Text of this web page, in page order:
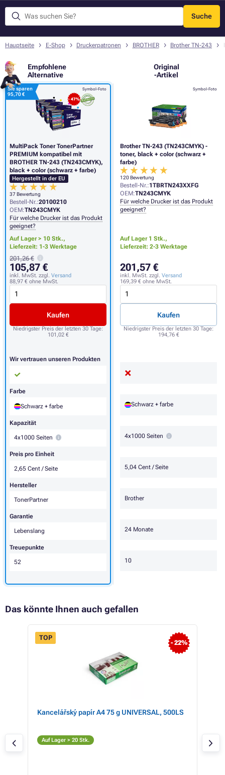
Suche
Menü
Hauptseite E-Shop Druckerpatronen BROTHER Brother TN-243
Empfohlene
Alternative
Original
-Artikel
Symbol-Foto
Brother TN-243 (TN243CMYK) -
toner, black + color (schwarz +
farbe)
120 Bewertung
Bestell-Nr.:1TBRTN243XXFG
OEM:TN243CMYK
Für welche Drucker ist das Produkt
geeignet?
Auf Lager 1 Stk.,
Lieferzeit: 2-3 Werktage
201,57 €
inkl. MwSt. zzgl. Versand
169,39 € ohne MwSt.
Kaufen
Niedrigster Preis der letzten 30 Tage:
194,76 €
Schwarz + farbe
4x1000 Seiten
5,04 Cent / Seite
Brother
24 Monate
10
Symbol-Foto
- 47%
Sie sparen
95,70 €
MultiPack Toner TonerPartner
PREMIUM kompatibel mit
BROTHER TN-243 (TN243CMYK),
black + color (schwarz + farbe)
Hergestellt in der EU
37 Bewertung
Bestell-Nr.:20100210
OEM:TN243CMYK
Für welche Drucker ist das Produkt
geeignet?
Auf Lager > 10 Stk.,
Lieferzeit: 1-3 Werktage
201,26 €
105,87 €
inkl. MwSt. zzgl. Versand
88,97 € ohne MwSt.
Kaufen
Niedrigster Preis der letzten 30 Tage:
101,02 €
Wir vertrauen unseren Produkten
Farbe
Schwarz + farbe
Kapazität
4x1000 Seiten
Preis pro Einheit
2,65 Cent / Seite
Hersteller
TonerPartner
Garantie
Lebenslang
Treuepunkte
52
Das könnte Ihnen auch gefallen
- 22%
TOP
Kancelářský papír A4 75 g UNIVERSAL, 500LS
Auf Lager > 20 Stk.